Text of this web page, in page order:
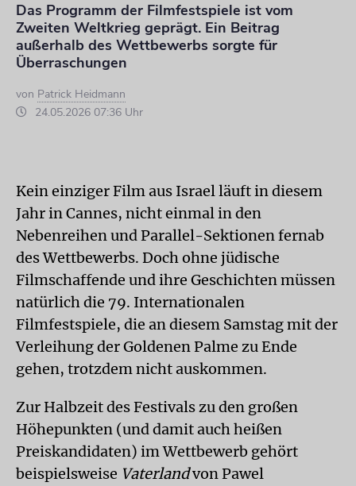
Das Programm der Filmfestspiele ist vom
Zweiten Weltkrieg geprägt. Ein Beitrag
außerhalb des Wettbewerbs sorgte für
Überraschungen
von Patrick Heidmann
24.05.2026 07:36 Uhr
Kein einziger Film aus Israel läuft in diesem
Jahr in Cannes, nicht einmal in den
Nebenreihen und Parallel-Sektionen fernab
des Wettbewerbs. Doch ohne jüdische
Filmschaffende und ihre Geschichten müssen
natürlich die 79. Internationalen
Filmfestspiele, die an diesem Samstag mit der
Verleihung der Goldenen Palme zu Ende
gehen, trotzdem nicht auskommen.
Zur Halbzeit des Festivals zu den großen
Höhepunkten (und damit auch heißen
Preiskandidaten) im Wettbewerb gehört
beispielsweise Vaterlandvon Pawel